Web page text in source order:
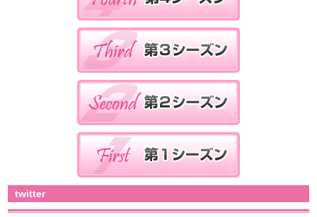
twitter